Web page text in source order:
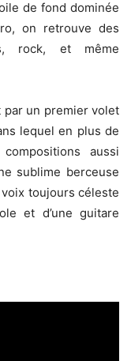
de fond dominée
on retrouve des
rock, et même
par un premier volet
lequel en plus de
aussi
sublime berceuse
toujours céleste
et d’une guitare